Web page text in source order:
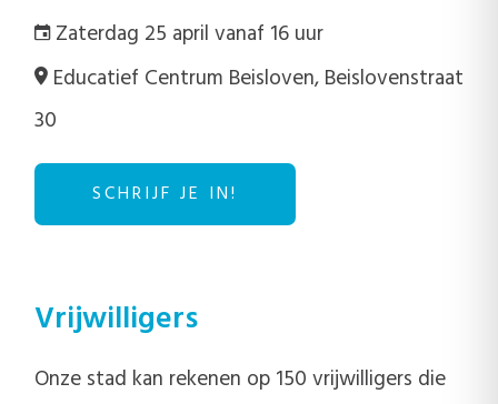
Zaterdag 25 april vanaf 16 uur
Educatief Centrum Beisloven, Beislovenstraat
30
SCHRIJF JE IN!
Vrijwilligers
Onze stad kan rekenen op 150 vrijwilligers die